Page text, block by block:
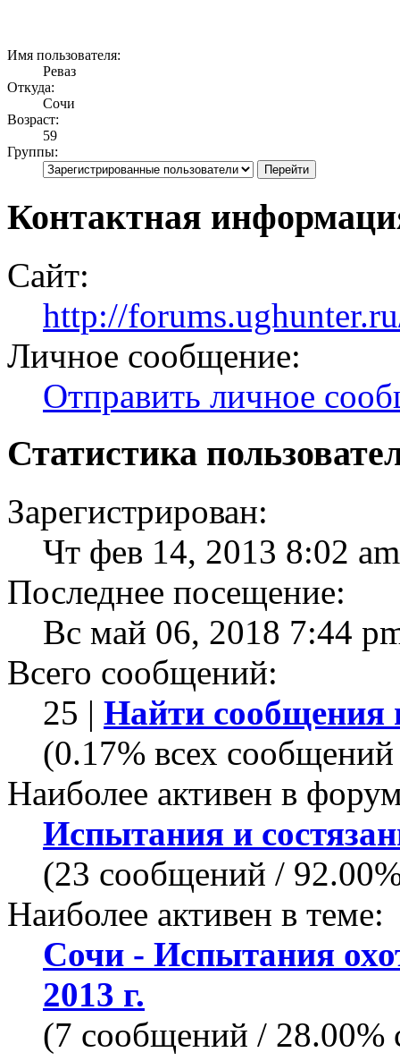
Имя пользователя:
Реваз
Откуда:
Сочи
Возраст:
59
Группы:
Контактная
Сайт:
http://
Личное сообщение:
Отправить личное
Статистика
Зарегистрирован:
Чт фев 14, 2013 8:02 am
Последнее посещение:
Вс май 06, 2018 7:44
Всего сообщений:
25 | Найти сообщения
(0.17% всех
Наиболее активен в
Испытания и
(23 сообщений /
Наиболее активен в теме:
Сочи - Испытания
2013 г.
(7 сообщений / 28.00%